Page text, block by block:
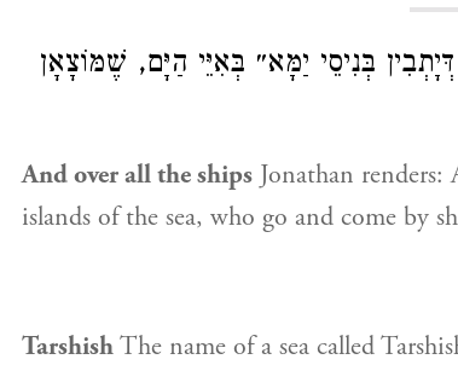
בְּנִיסֵי יַמָּא״ בְּאִיֵּי הַיָּם, שֶׁמּוֹצָאָן
And over all the ships Jonathan
islands of the sea, who go and come by
TarshishThe name of a sea called